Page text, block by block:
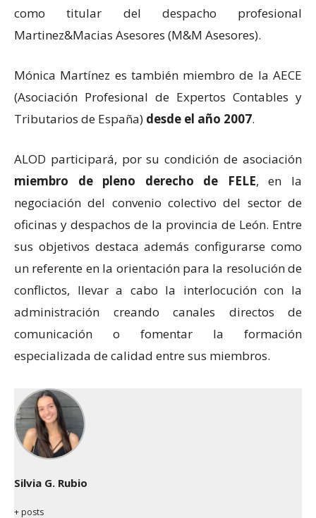
como titular del despacho profesional
Martinez&Macias Asesores (M&M Asesores).
Mónica Martínez es también miembro de la AECE
(Asociación Profesional de Expertos Contables y
Tributarios de España) desde el año 2007.
ALOD participará, por su condición de asociación
miembro de pleno derecho de FELE, en la
negociación del convenio colectivo del sector de
oficinas y despachos de la provincia de León. Entre
sus objetivos destaca además configurarse como
un referente en la orientación para la resolución de
conflictos, llevar a cabo la interlocución con la
administración creando canales directos de
comunicación o fomentar la formación
especializada de calidad entre sus miembros.
Silvia G. Rubio
+ posts